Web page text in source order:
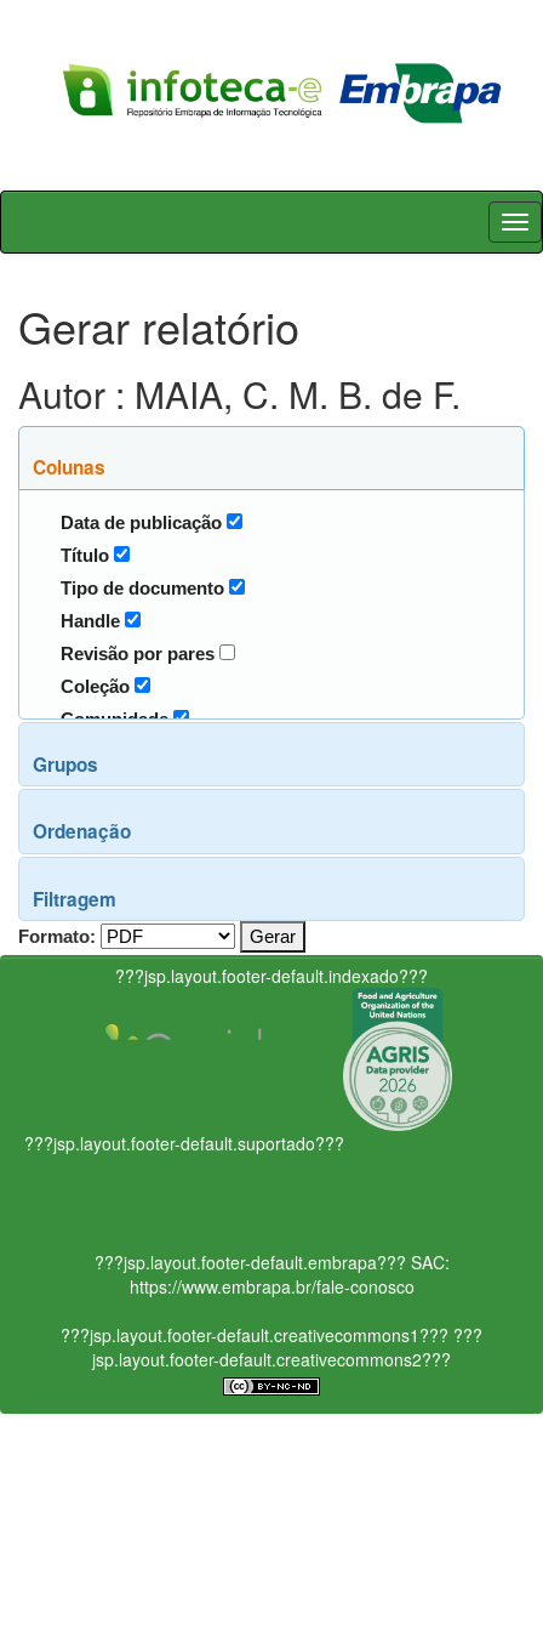
Skip
Gerar relatório
Autor : MAIA, C. M. B. de F.
Colunas
Data de publicação
Título
Tipo de documento
Handle
Revisão por pares
Coleção
Comunidade
Grupos
Ordenação
Filtragem
Formato:
???jsp.layout.footer-default.indexado???
???jsp.layout.footer-default.suportado???
???jsp.layout.footer-default.embrapa??? SAC:
https://www.embrapa.br/fale-conosco
???jsp.layout.footer-default.creativecommons1??? ???
jsp.layout.footer-default.creativecommons2???